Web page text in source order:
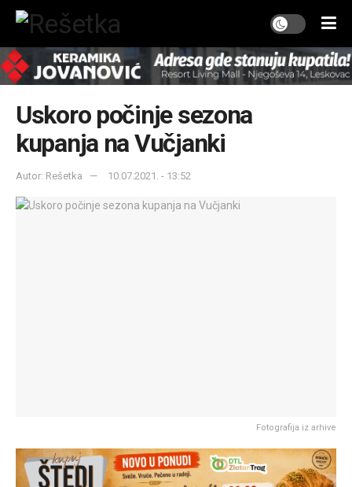
Uskoro počinje sezona
kupanja na Vučjanki
Autor: Rešetka 10.07.2021. - 13:52
Fotografija iz arhive